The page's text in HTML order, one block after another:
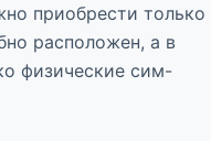
приобрести только
расположен, а в
физические сим-